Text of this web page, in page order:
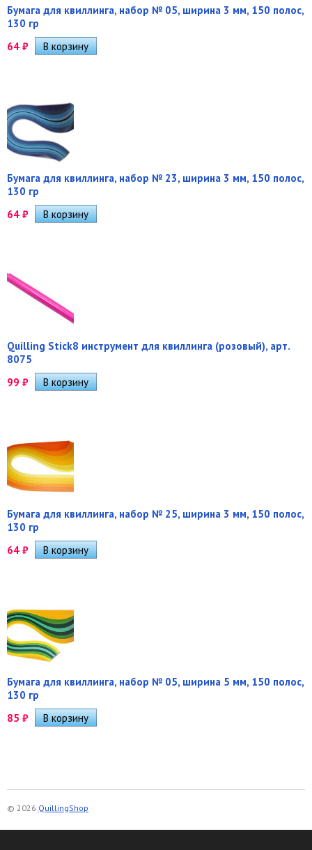
Бумага для квиллинга, набор № 05, ширина 3 мм, 150 полос,
130 гр
64 ₽
Бумага для квиллинга, набор № 23, ширина 3 мм, 150 полос,
130 гр
64 ₽
Quilling Stick8 инструмент для квиллинга (розовый), арт.
8075
99 ₽
Бумага для квиллинга, набор № 25, ширина 3 мм, 150 полос,
130 гр
64 ₽
Бумага для квиллинга, набор № 05, ширина 5 мм, 150 полос,
130 гр
85 ₽
© 2026 QuillingShop